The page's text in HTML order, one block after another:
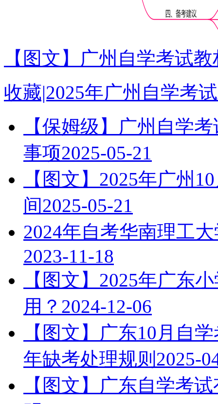
【图文】广州自学考试
收藏|2025年广州自学考
【保姆级】广州自学
事项2025-05-21
【图文】2025年广州
间2025-05-21
2024年自考华南理工
2023-11-18
【图文】2025年广东
用？ 2024-12-06
【图文】广东10月自
年缺考处理规则 2025-
【图文】广东自学考